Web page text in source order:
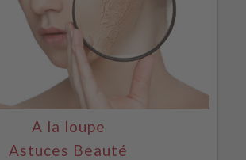
A la loupe
Astuces Beauté